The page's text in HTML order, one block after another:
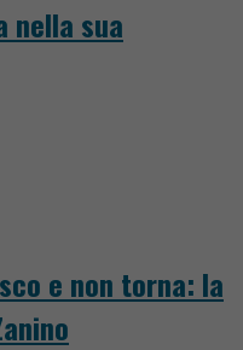
nella sua
e non torna: la